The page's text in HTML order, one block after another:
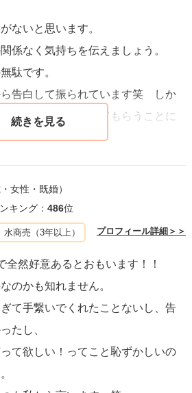
広げていくことができます。
ないと思います。
係なく気持ちを伝えましょう。
駄です。
ら告白して振られています笑 しか
異性として意識してもらうことに
）
・女性・既婚）
キング： 486位
水商売（3年以上） プロフィール詳細＞＞
全然好意あるとおもいます！！
のかも知れません。
て手繋いでくれたことないし、告
たし、
て欲しい！ってこと恥ずかしいの